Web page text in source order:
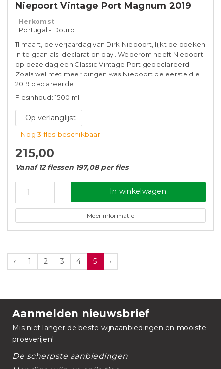
Niepoort Vintage Port Magnum 2019
Herkomst
Portugal - Douro
11 maart, de verjaardag van Dirk Niepoort, lijkt de boeken
in te gaan als 'declaration day'. Wederom heeft Niepoort
op deze dag een Classic Vintage Port gedeclareerd.
Zoals wel met meer dingen was Niepoort de eerste die
2019 declareerde.
Flesinhoud: 1500 ml
Op verlanglijst
Nog 3 fles beschikbaar
215,00
Vanaf 12 flessen 197,08 per fles
In winkelwagen
Meer informatie
‹ 1 2 3 4 5 ›
Aanmelden nieuwsbrief
Mis niet langer de beste wijnaanbiedingen en mooiste
proeverijen!
De scherpste aanbiedingen